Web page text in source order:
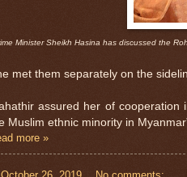
Minister Sheikh Hasina has discussed the
met them separately on the
assured her of cooperation
Muslim ethnic minority in
more »